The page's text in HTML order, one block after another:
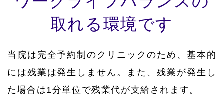
取れる環境です
当院は完全予約制のクリニックのため、基本的
には残業は発生しません。また、残業が発生し
た場合は1分単位で残業代が支給されます。